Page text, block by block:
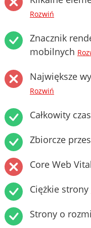
Rozwiń
Znacznik
mobilnych
Największe
Rozwiń
Całkowity
Zbiorcze
Core Web
Ciężkie strony
Strony o